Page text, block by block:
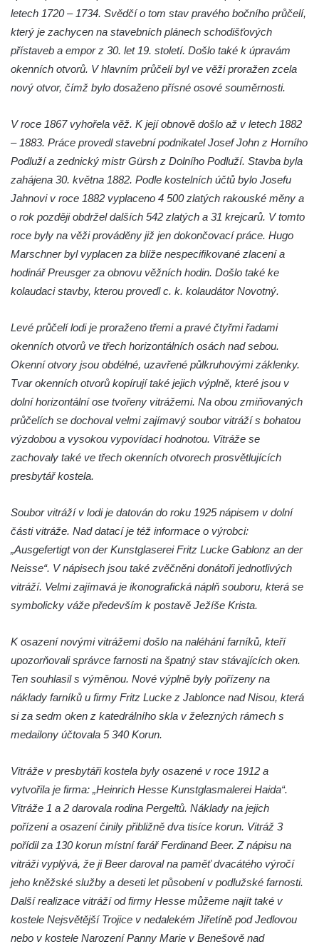
Kostel svatého Václava ve Strupčicích
Kaple v Michalovicích
Kostel svatého Mikuláše ve Velkých
Žernosekách
Kaple svatého Huberta u hradiště Hrádek u
Libochovan
Kostel Narození Panny Marie v
Libochovanech
Márnice u kostel svatého Jana
Nepomuckého ve Starých Křečanech
Kostel svatého Kryštofa v Kryštofově Údolí
Hrobka rodiny Havlovy na hřbitově v
Chloumku v Mělníku
Kostel Nejsvětější Trojice na hřbitově v
Hřbitovní kaple v Trávníku
Kaple na rozcestí v jižní části Budyně nad
Ohří
Kaple v centru Roudníčku
Kaple v Brníkově
Kaple na západním okraji Ředhoště
Kostel svatého Jiljí v Ředhošti
Kaple severně od Ředhoště
Kostel Nanebevzetí Panny Marie v Horním
Jiřetíně
Postoloprtech
Hřbitovní kaple v Postoloprtech
Kostel svatého Jana Evangelisty v Malém
Bývalá kaple svatých Jana a Pavla v
Nemilkově
Kaple svatého Jana Nepomuckého v Lišnici
letech 1720 – 1734. Svědčí o tom stav pravého bočního průčelí,
který je zachycen na stavebních plánech schodišťových
přístaveb a empor z 30. let 19. století. Došlo také k úpravám
okenních otvorů. V hlavním průčelí byl ve věži proražen zcela
nový otvor, čímž bylo dosaženo přísné osové souměrnosti.
V roce 1867 vyhořela věž. K její obnově došlo až v letech 1882
– 1883. Práce provedl stavební podnikatel Josef John z Horního
Podluží a zednický mistr Gürsh z Dolního Podluží. Stavba byla
zahájena 30. května 1882. Podle kostelních účtů bylo Josefu
Jahnovi v roce 1882 vyplaceno 4 500 zlatých rakouské měny a
o rok později obdržel dalších 542 zlatých a 31 krejcarů. V tomto
roce byly na věži prováděny již jen dokončovací práce. Hugo
Marschner byl vyplacen za blíže nespecifikované zlacení a
hodinář Preusger za obnovu věžních hodin. Došlo také ke
kolaudaci stavby, kterou provedl c. k. kolaudátor Novotný.
Levé průčelí lodi je proraženo třemi a pravé čtyřmi řadami
okenních otvorů ve třech horizontálních osách nad sebou.
Okenní otvory jsou obdélné, uzavřené půlkruhovými záklenky.
Tvar okenních otvorů kopírují také jejich výplně, které jsou v
dolní horizontální ose tvořeny vitrážemi. Na obou zmiňovaných
průčelích se dochoval velmi zajímavý soubor vitráží s bohatou
výzdobou a vysokou vypovídací hodnotou. Vitráže se
zachovaly také ve třech okenních otvorech prosvětlujících
presbytář kostela.
Soubor vitráží v lodi je datován do roku 1925 nápisem v dolní
části vitráže. Nad datací je též informace o výrobci:
„Ausgefertigt von der Kunstglaserei Fritz Lucke Gablonz an der
Neisse“. V nápisech jsou také zvěčněni donátoři jednotlivých
vitráží. Velmi zajímavá je ikonografická náplň souboru, která se
symbolicky váže především k postavě Ježíše Krista.
K osazení novými vitrážemi došlo na naléhání farníků, kteří
upozorňovali správce farnosti na špatný stav stávajících oken.
Ten souhlasil s výměnou. Nové výplně byly pořízeny na
náklady farníků u firmy Fritz Lucke z Jablonce nad Nisou, která
si za sedm oken z katedrálního skla v železných rámech s
medailony účtovala 5 340 Korun.
Vitráže v presbytáři kostela byly osazené v roce 1912 a
vytvořila je firma: „Heinrich Hesse Kunstglasmalerei Haida“.
Vitráže 1 a 2 darovala rodina Pergeltů. Náklady na jejich
pořízení a osazení činily přibližně dva tisíce korun. Vitráž 3
pořídil za 130 korun místní farář Ferdinand Beer. Z nápisu na
vitráži vyplývá, že ji Beer daroval na paměť dvacátého výročí
jeho kněžské služby a deseti let působení v podlužské farnosti.
Další realizace vitráží od firmy Hesse můžeme najít také v
kostele Nejsvětější Trojice v nedalekém Jiřetíně pod Jedlovou
nebo v kostele Narození Panny Marie v Benešově nad